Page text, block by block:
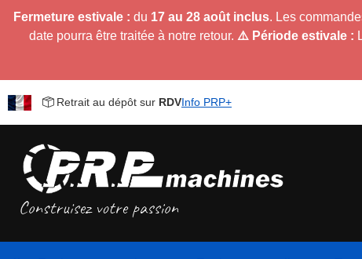
Fermeture estivale : du 17 au 28 août inclus. Les
date pourra être traitée à notre retour. ⚠️ Période estivale :
Retrait au dépôt sur RDVInfo PRP+